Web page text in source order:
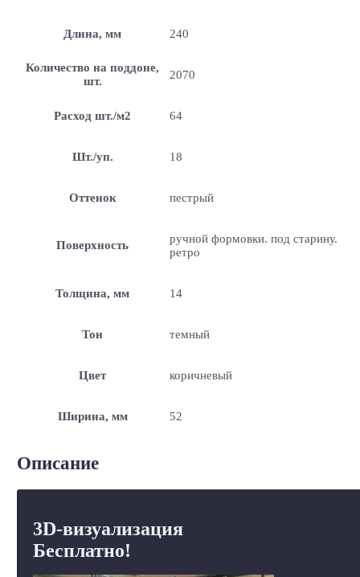
Длина, мм 240
Количество на поддоне,
шт.
2070
Расход шт./м2 64
Шт./уп. 18
Оттенок пестрый
Поверхность
ручной формовки. под старину.
ретро
Толщина, мм 14
Тон темный
Цвет коричневый
Ширина, мм 52
Описание
3D-визуализация
Бесплатно!